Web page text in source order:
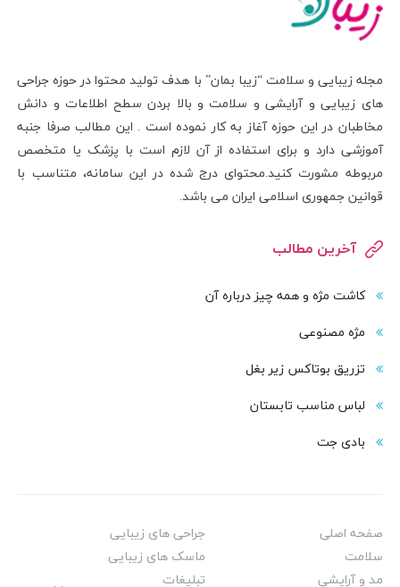
مجله زیبایی و سلامت “زیبا بمان” با هدف تولید محتوا در حوزه جراحی
های زیبایی و آرایشی و سلامت و بالا بردن سطح اطلاعات و دانش
مخاطبان در این حوزه آغاز به کار نموده است . این مطالب صرفا جنبه
آموزشی دارد و برای استفاده از آن لازم است با پزشک یا متخصص
مربوطه مشورت کنید.محتوای درج شده در این سامانه، متناسب با
قوانین جمهوری اسلامی ایران می باشد.
آخرین مطالب
کاشت مژه و همه چیز درباره آن
مژه مصنوعی
تزریق بوتاکس زیر بغل
لباس مناسب تابستان
بادی‌ جت
صفحه اصلی
جراحی های زیبایی
سلامت
ماسک های زیبایی
مد و آرایشی
تبلیغات